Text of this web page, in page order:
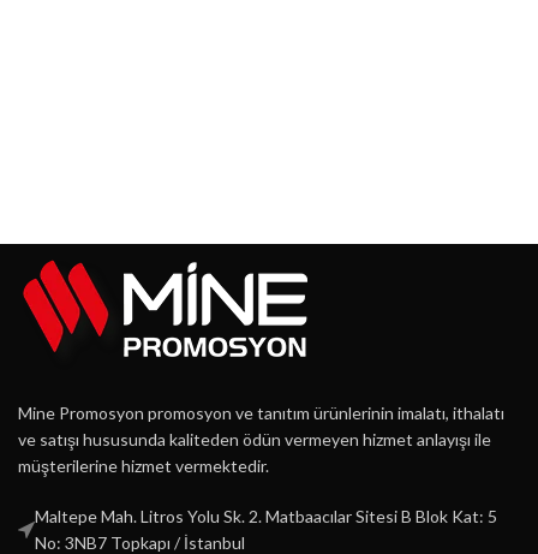
Mine Promosyon promosyon ve tanıtım ürünlerinin imalatı, ithalatı
ve satışı hususunda kaliteden ödün vermeyen hizmet anlayışı ile
müşterilerine hizmet vermektedir.
Maltepe Mah. Litros Yolu Sk. 2. Matbaacılar Sitesi B Blok Kat: 5
No: 3NB7 Topkapı / İstanbul